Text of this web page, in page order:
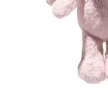
ご安心ください！商品は
商品は直接海外から届く
商品は全て当店へ入荷さ
埼玉県
「送られる際にメール
安心感があ